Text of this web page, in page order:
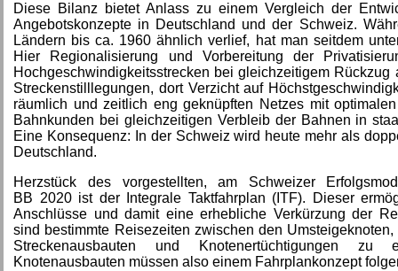
Diese Bilanz bietet Anlass zu einem Vergleich der
Angebotskonzepte in Deutschland und der Schweiz.
Ländern bis ca. 1960 ähnlich verlief, hat man seitdem
Hier Regionalisierung und Vorbereitung der
Hochgeschwindigkeitsstrecken bei gleichzeitigem
Streckenstilllegungen, dort Verzicht auf
räumlich und zeitlich eng geknüpften Netzes mit
Bahnkunden bei gleichzeitigen Verbleib der Bahnen in
Eine Konsequenz: In der Schweiz wird heute mehr als
Deutschland.
Herzstück des vorgestellten, am Schweizer
BB 2020 ist der Integrale Taktfahrplan (ITF). Dieser
Anschlüsse und damit eine erhebliche Verkürzung der
sind bestimmte Reisezeiten zwischen den
Streckenausbauten und Knotenertüchtigungen
Knotenausbauten müssen also einem Fahrplankonzept